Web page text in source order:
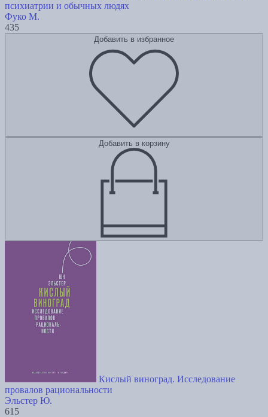
психиатрии и обычных людях
Фуко М.
435
Добавить в избранное
Добавить в корзину
Кислый виноград. Исследование
провалов рациональности
Эльстер Ю.
615